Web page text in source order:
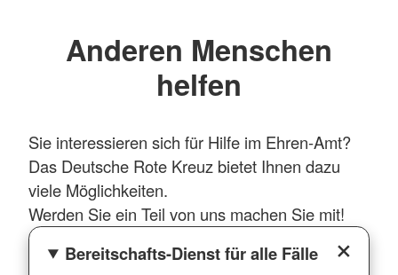
Anderen Menschen
helfen
Sie interessieren sich für Hilfe im Ehren-Amt?
Das Deutsche Rote Kreuz bietet Ihnen dazu
viele Möglichkeiten.
Werden Sie ein Teil von uns machen Sie mit!
Bereitschafts-Dienst für alle Fälle